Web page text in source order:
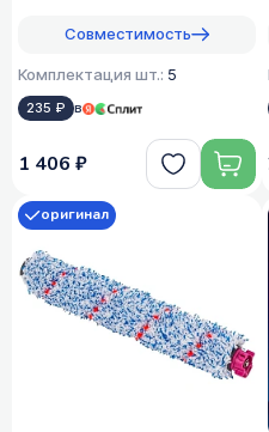
Совместимость
Комплектация шт.: 5
235 ₽ в
1 406 ₽
оригинал